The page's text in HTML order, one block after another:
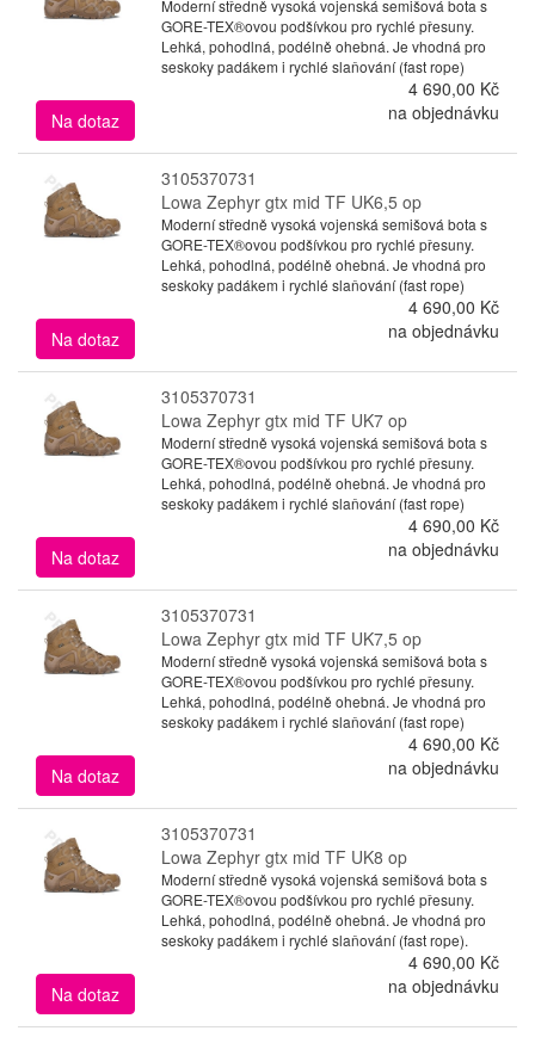
Moderní středně vysoká vojenská semišová bota s
GORE-TEX®ovou podšívkou pro rychlé přesuny.
Lehká, pohodlná, podélně ohebná. Je vhodná pro
seskoky padákem i rychlé slaňování (fast rope)
4 690,00 Kč
Na dotaz
na objednávku
3105370731
Lowa Zephyr gtx mid TF UK6,5 op
Moderní středně vysoká vojenská semišová bota s
GORE-TEX®ovou podšívkou pro rychlé přesuny.
Lehká, pohodlná, podélně ohebná. Je vhodná pro
seskoky padákem i rychlé slaňování (fast rope)
4 690,00 Kč
Na dotaz
na objednávku
3105370731
Lowa Zephyr gtx mid TF UK7 op
Moderní středně vysoká vojenská semišová bota s
GORE-TEX®ovou podšívkou pro rychlé přesuny.
Lehká, pohodlná, podélně ohebná. Je vhodná pro
seskoky padákem i rychlé slaňování (fast rope)
4 690,00 Kč
Na dotaz
na objednávku
3105370731
Lowa Zephyr gtx mid TF UK7,5 op
Moderní středně vysoká vojenská semišová bota s
GORE-TEX®ovou podšívkou pro rychlé přesuny.
Lehká, pohodlná, podélně ohebná. Je vhodná pro
seskoky padákem i rychlé slaňování (fast rope)
4 690,00 Kč
Na dotaz
na objednávku
3105370731
Lowa Zephyr gtx mid TF UK8 op
Moderní středně vysoká vojenská semišová bota s
GORE-TEX®ovou podšívkou pro rychlé přesuny.
Lehká, pohodlná, podélně ohebná. Je vhodná pro
seskoky padákem i rychlé slaňování (fast rope).
4 690,00 Kč
Na dotaz
na objednávku